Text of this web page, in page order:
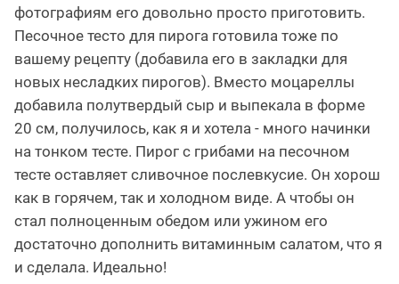
фотографиям его довольно просто приготовить.
Песочное тесто для пирога готовила тоже по
вашему рецепту (добавила его в закладки для
новых несладких пирогов). Вместо моцареллы
добавила полутвердый сыр и выпекала в форме
20 см, получилось, как я и хотела - много начинки
на тонком тесте. Пирог с грибами на песочном
тесте оставляет сливочное послевкусие. Он хорош
как в горячем, так и холодном виде. А чтобы он
стал полноценным обедом или ужином его
достаточно дополнить витаминным салатом, что я
и сделала. Идеально!